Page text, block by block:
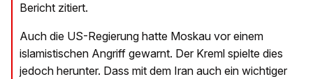
Bericht zitiert.
Auch die US-Regierung hatte Moskau vor einem
islamistischen Angriff gewarnt. Der Kreml spielte dies
jedoch herunter. Dass mit dem Iran auch ein wichtiger